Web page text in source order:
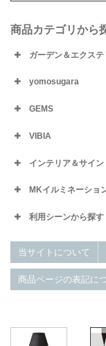
商品カテゴリから
ガーデン＆エクステ
yomosugara
GEMS
VIBIA
インテリア＆サイン
MKイルミネーショ
利用シーンから探す
当サイトについて
商品ページの表記に